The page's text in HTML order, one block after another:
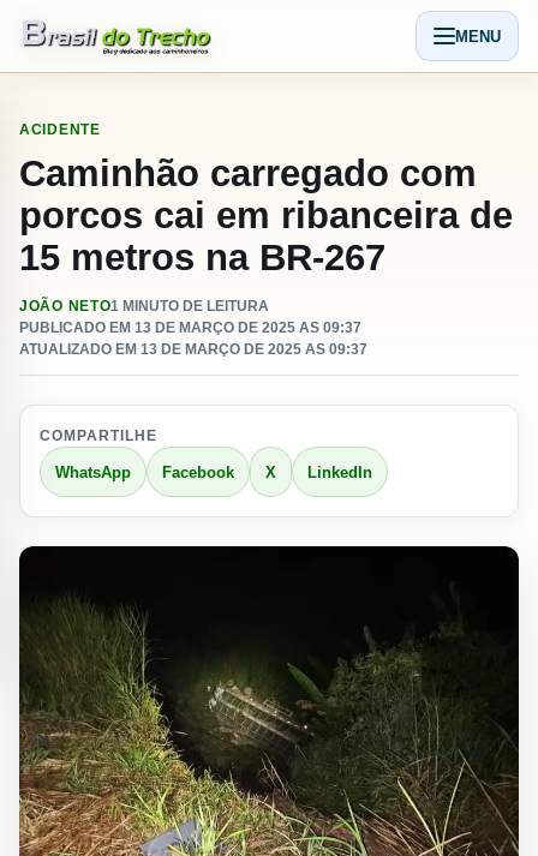
Abrir
MENU
ACIDENTE
Caminhão carregado com
porcos cai em ribanceira de
15 metros na BR-267
JOÃO NETO1 MINUTO DE LEITURA
PUBLICADO EM 13 DE MARÇO DE 2025 AS 09:37
ATUALIZADO EM 13 DE MARÇO DE 2025 AS 09:37
COMPARTILHE
WhatsApp Facebook X LinkedIn